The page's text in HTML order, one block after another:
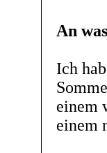
An
Ich
einem
einem